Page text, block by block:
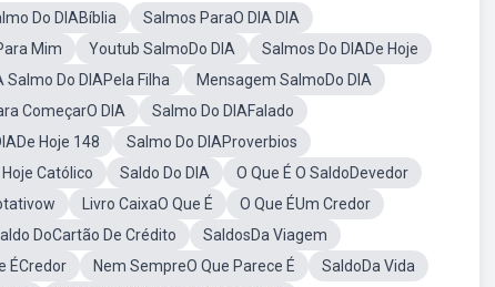
Do DIABíblia
Salmos ParaO DIA DIA
Mim Youtub SalmoDo DIA
Salmos Do DIADe Hoje
Salmo Do DIAPela Filha
Mensagem SalmoDo DIA
ComeçarO DIA
Salmo Do DIAFalado
Hoje 148
Salmo Do DIAProverbios
Católico Saldo Do DIA
O Que É O SaldoDevedor
Livro CaixaO Que É
O Que ÉUm Credor
DoCartão De Crédito
SaldosDa Viagem
ÉCredor Nem SempreO Que Parece É
SaldoDa Vida